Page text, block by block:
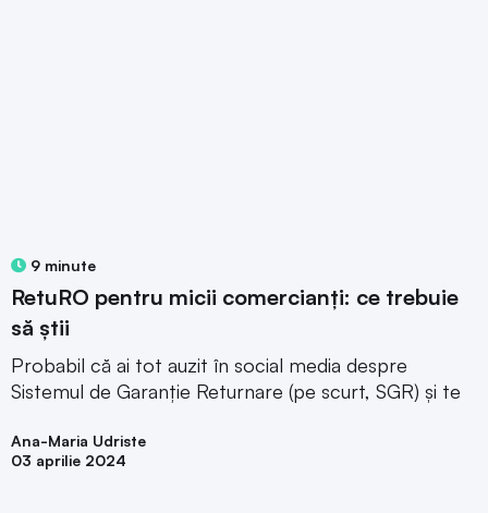
9 minute
RetuRO pentru micii comercianți: ce trebuie
să știi
Probabil că ai tot auzit în social media despre
Sistemul de Garanție Returnare (pe scurt, SGR) și te
Ana-Maria Udriste
03 aprilie 2024